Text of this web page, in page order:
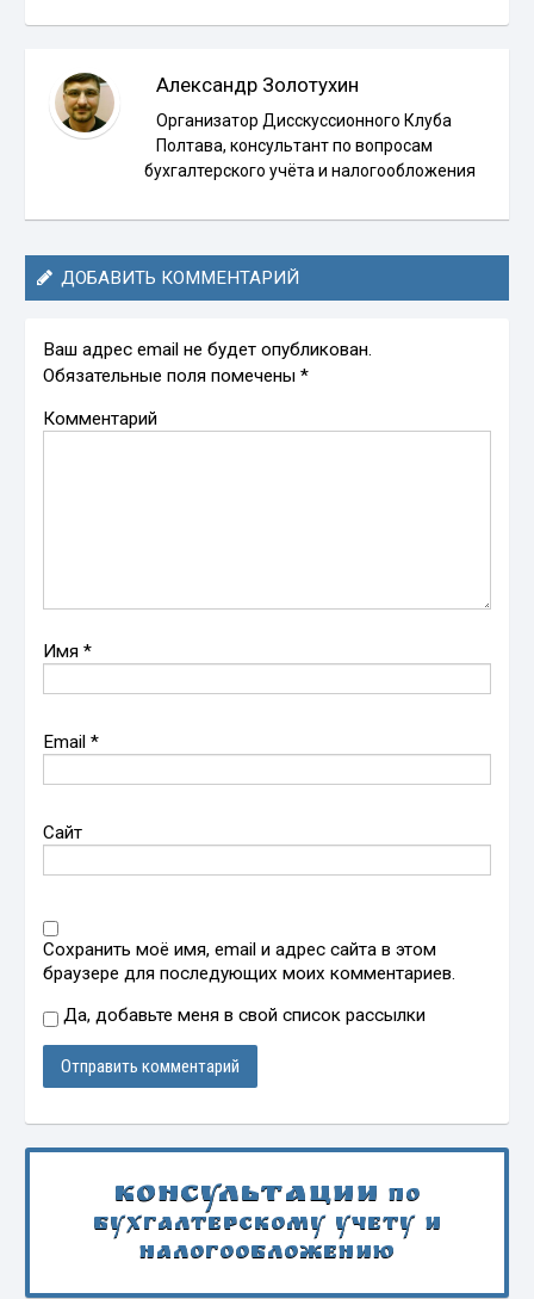
Александр Золотухин
Организатор Дисскуссионного Клуба
Полтава, консультант по вопросам
бухгалтерского учёта и налогообложения
ДОБАВИТЬ КОММЕНТАРИЙ
Ваш адрес email не будет опубликован.
Обязательные поля помечены*
Комментарий
Имя*
Email*
Сайт
Сохранить моё имя, email и адрес сайта в этом
браузере для последующих моих комментариев.
Да, добавьте меня в свой список рассылки
Консультации по
бухгалтерскому учету и
налогообложению